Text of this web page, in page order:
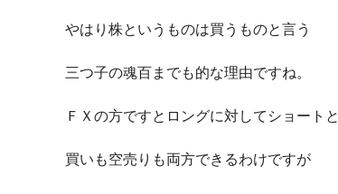
やはり株というものは買うものと言う
三つ子の魂百までも的な理由ですね。
ＦＸの方ですとロングに対してショートと
買いも空売りも両方できるわけですが